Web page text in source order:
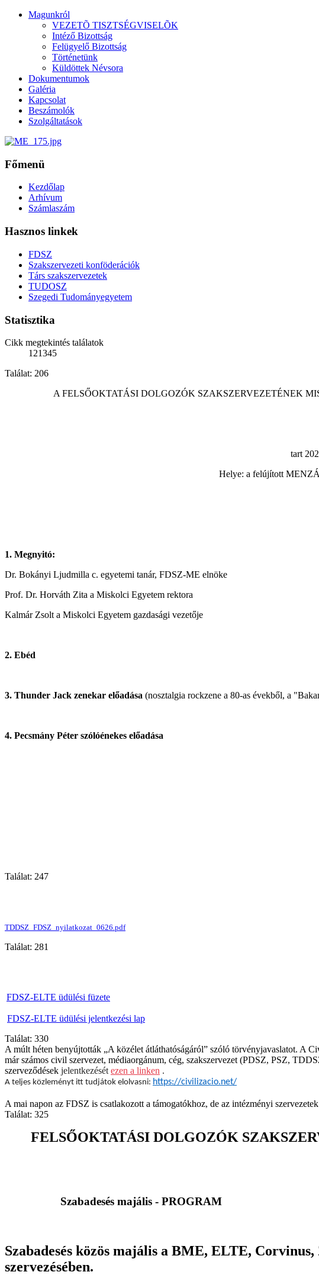
Magunkról
VEZETÕ TISZTSÉGVISELÕK
Intéző Bizottság
Felügyelő Bizottság
Történetünk
Küldöttek Névsora
Dokumentumok
Galéria
Kapcsolat
Beszámolók
Szolgáltatások
Főmenü
Kezdőlap
Arhívum
Számlaszám
Hasznos linkek
FDSZ
Szakszervezeti konföderációk
Társ szakszervezetek
TUDOSZ
Szegedi Tudományegyetem
Statisztika
Cikk megtekintés találatok
121345
Találat: 206
A FELSŐOKTATÁSI DOLGOZÓK SZAKSZERVEZETÉNEK
tart
Helye: a felújított
1. Megnyitó:
Dr. Bokányi Ljudmilla c. egyetemi tanár, FDSZ-ME elnöke
Prof. Dr. Horváth Zita a Miskolci Egyetem rektora
Kalmár Zsolt a Miskolci Egyetem gazdasági vezetője
2. Ebéd
3. Thunder Jack zenekar előadása (nosztalgia rockzene a 80-as évekből, a
4. Pecsmány Péter szólóénekes előadása
Találat: 247
TDDSZ_FDSZ_nyilatkozat_0626.pdf
Találat: 281
FDSZ-ELTE üdülési füzete
FDSZ-ELTE üdülési jelentkezési lap
Találat: 330
A múlt héten benyújtották „A közélet átláthatóságáról” szóló törvényjavaslatot. A
már számos civil szervezet, médiaorgánum, cég, szakszervezet (PDSZ, PSZ,
szerveződések jelentkezését ezen a linken .
A teljes közleményt itt tudjátok elolvasni: https://civilizacio.net/
A mai napon az FDSZ is csatlakozott a támogatókhoz, de az intézményi
Találat: 325
FELSŐOKTATÁSI DOLGOZÓK
Szabadesés majális - PROGRAM
Szabadesés közös majális a BME, ELTE,
szervezésében.